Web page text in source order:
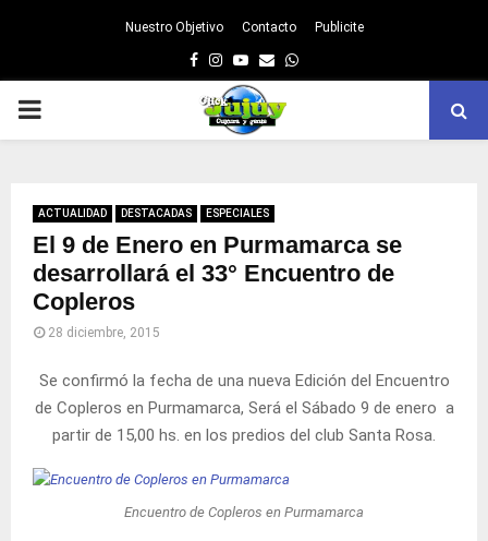
Nuestro Objetivo Contacto Publicite
Facebook
Instagram
Youtube
EmailWhatsapp
PRIMARY
ACTUALIDAD DESTACADAS ESPECIALES
El 9 de Enero en Purmamarca se
desarrollará el 33° Encuentro de
Copleros
28 diciembre, 2015
Se confirmó la fecha de una nueva Edición del Encuentro
de Copleros en Purmamarca, Será el Sábado 9 de enero a
partir de 15,00 hs. en los predios del club Santa Rosa.
Encuentro de Copleros en Purmamarca